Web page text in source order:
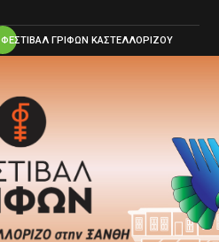
ΦΕΣΤΙΒΑΛ ΓΡΙΦΩΝ ΚΑΣΤΕΛΛΟΡΙΖΟΥ